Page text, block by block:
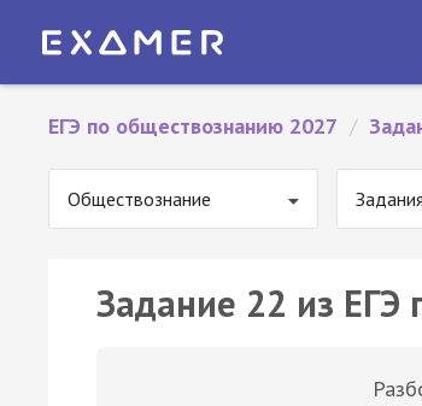
ЕГЭ по обществознанию 2027 /
Обществознание Задания
Задание 22 из ЕГЭ